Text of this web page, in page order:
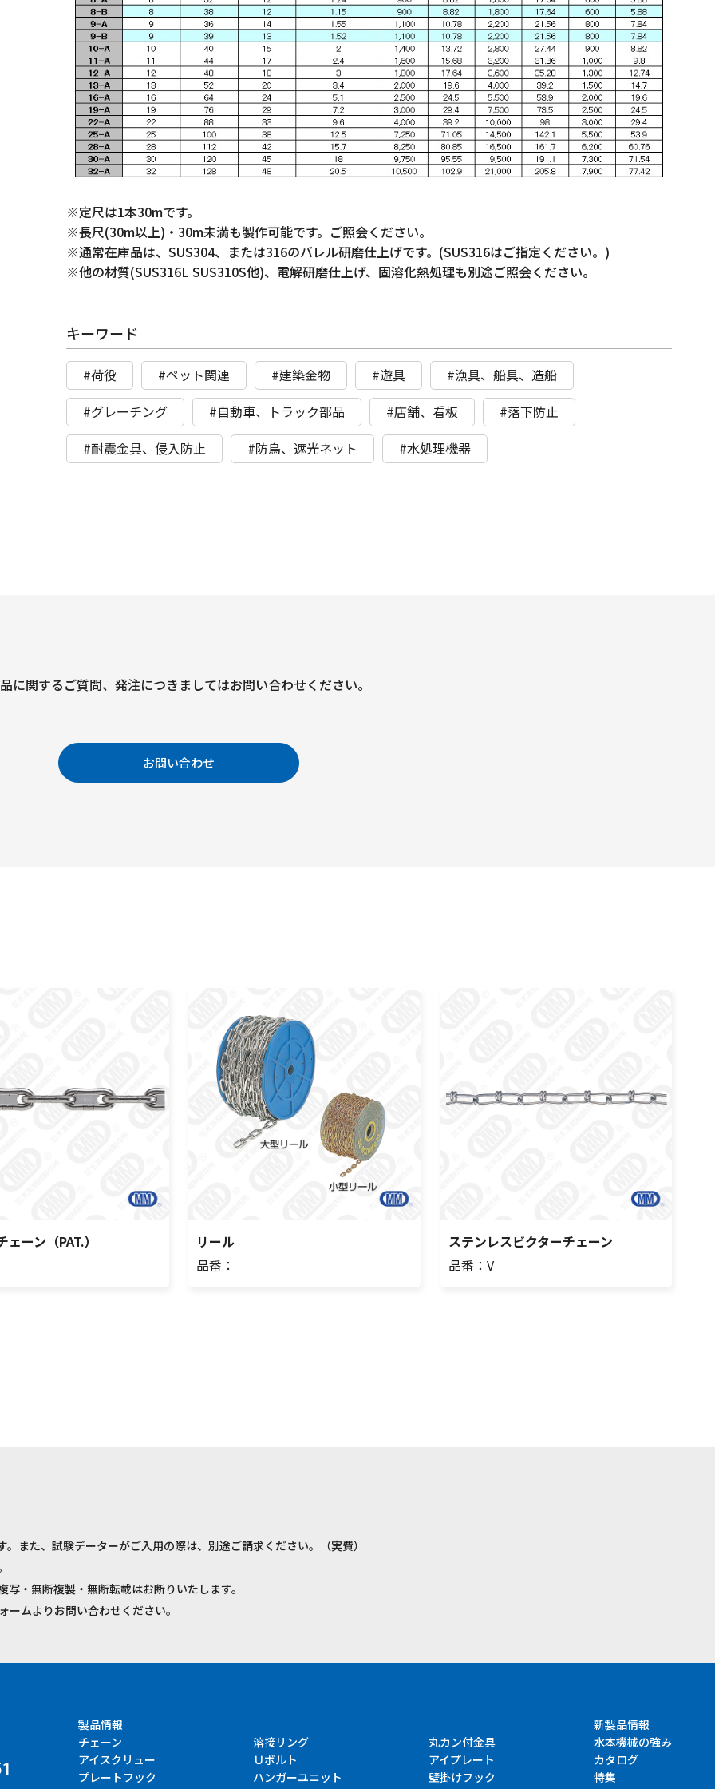
※定尺は1本30mです。
※長尺(30m以上)・30m未満も製作可能です。ご照会ください。
※通常在庫品は、SUS304、または316のバレル研磨仕上げです。(SUS316はご指定ください。)
※他の材質(SUS316L SUS310S他)、電解研磨仕上げ、固溶化熱処理も別途ご照会ください。
キーワード
#荷役 #ペット関連 #建築金物 #遊具
#漁具、船具、造船
#グレーチング
#自動車、トラック部品 #店舗、看板
#落下防止
#耐震金具、侵入防止
#防鳥、遮光ネット #水処理機器
に関するご質問、 発注につきましてはお問い合わせください。
お問い合わせ
ーン（PAT.）
リール
品番：
ステンレスビクターチェーン
品番：V
また、試験データーがご入用の際は、別途ご請求ください。（実費）
・無断複製・無断転載はお断りいたします。
ムよりお問い合わせください。
製品情報
チェーン
溶接リング
丸カン付金具
アイスクリュー
Ｕボルト
アイプレート
プレートフック
ハンガーユニット
壁掛けフック
新製品情報
水本機械の強み
カタログ
特集